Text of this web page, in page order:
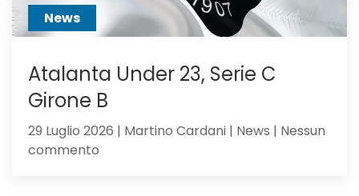
News
Atalanta Under 23, Serie C
Girone B
29 Luglio 2026 | Martino Cardani | News | Nessun
commento